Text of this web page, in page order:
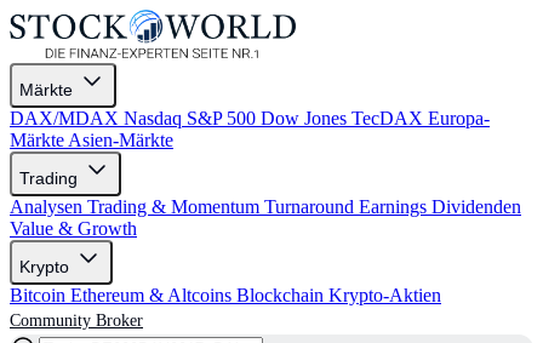
Märkte
DAX/MDAX Nasdaq S&P 500 Dow Jones TecDAX Europa-
Märkte Asien-Märkte
Trading
Analysen Trading & Momentum Turnaround Earnings Dividenden
Value & Growth
Krypto
Bitcoin Ethereum & Altcoins Blockchain Krypto-Aktien
Community Broker